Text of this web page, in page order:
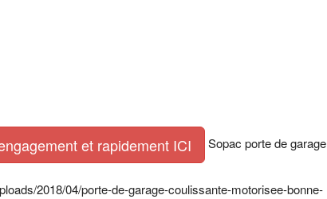
et rapidement ICI Sopac porte de garage
2018/04/porte-de-garage-coulissante-motorisee-bonne-